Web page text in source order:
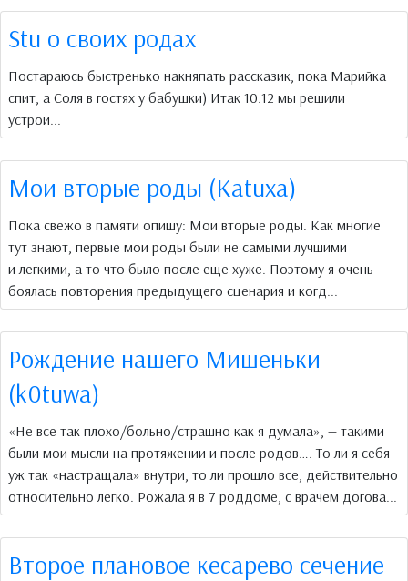
Stu о своих родах
Постараюсь быстренько накняпать рассказик, пока Марийка
спит, а Соля в гостях у бабушки) Итак 10.12 мы решили
устрои...
Мои вторые роды (Katuxa)
Пока свежо в памяти опишу: Мои вторые роды. Как многие
тут знают, первые мои роды были не самыми лучшими
и легкими, а то что было после еще хуже. Поэтому я очень
боялась повторения предыдущего сценария и когд...
Рождение нашего Мишеньки
(k0tuwa)
«Не все так плохо/больно/страшно как я думала», — такими
были мои мысли на протяжении и после родов…. То ли я себя
уж так «настращала» внутри, то ли прошло все, действительно
относительно легко. Рожала я в 7 роддоме, с врачем догова...
Второе плановое кесарево сечение